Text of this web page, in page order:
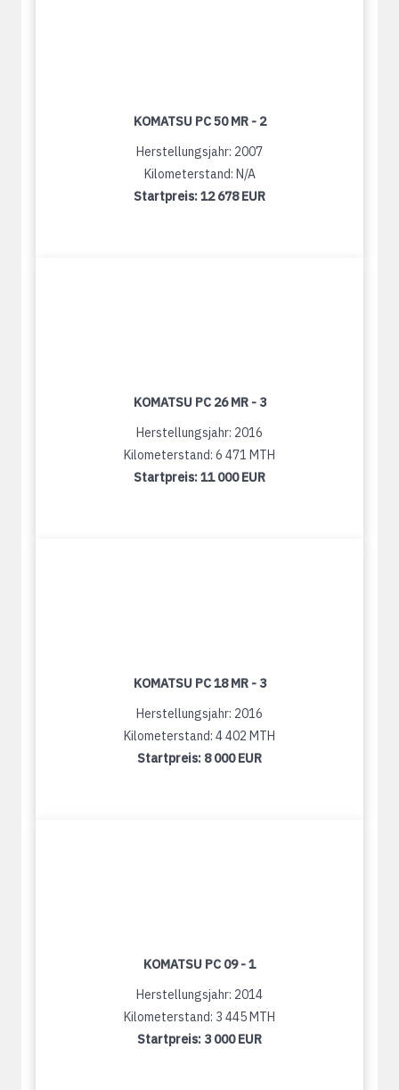
KOMATSU PC 50 MR - 2
Herstellungsjahr: 2007
Kilometerstand: N/A
Startpreis:12 678 EUR
KOMATSU PC 26 MR - 3
Herstellungsjahr: 2016
Kilometerstand: 6 471 MTH
Startpreis:11 000 EUR
KOMATSU PC 18 MR - 3
Herstellungsjahr: 2016
Kilometerstand: 4 402 MTH
Startpreis: 8 000 EUR
KOMATSU PC 09 - 1
Herstellungsjahr: 2014
Kilometerstand: 3 445 MTH
Startpreis: 3 000 EUR